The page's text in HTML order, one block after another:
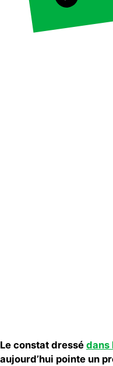
gratuitement
guides éco-
Le constat dressé dans
aujourd’hui pointe un